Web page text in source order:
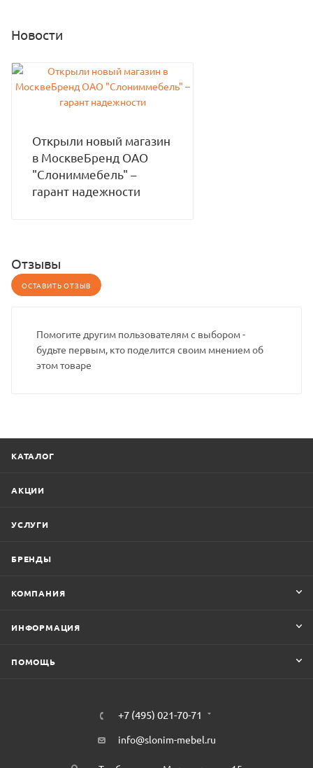
Новости
Открыли новый магазин
в МосквеБренд ОАО
"Слониммебель" –
гарант надежности
Отзывы
ОСТАВИТЬ ОТЗЫВ
Помогите другим пользователям с выбором -
будьте первым, кто поделится своим мнением об
этом товаре
КАТАЛОГ
АКЦИИ
УСЛУГИ
БРЕНДЫ
КОМПАНИЯ
ИНФОРМАЦИЯ
ПОМОЩЬ
+7 (495) 021-70-71
info@slonim-mebel.ru